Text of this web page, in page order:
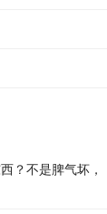
？不是脾气坏，